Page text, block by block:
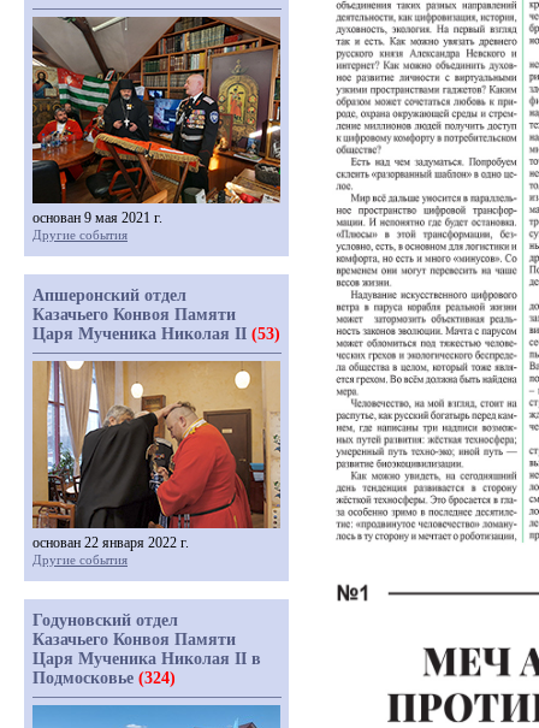
основан 9 мая 2021 г.
Другие события
Апшеронский отдел
Казачьего Конвоя Памяти
Царя Мученика Николая II (53)
основан 22 января 2022 г.
Другие события
Годуновский отдел
Казачьего Конвоя Памяти
Царя Мученика Николая II в
Подмосковье (324)